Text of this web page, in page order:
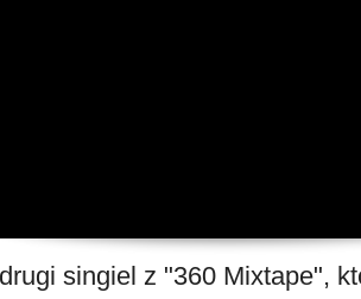
singiel z "360 Mixtape",